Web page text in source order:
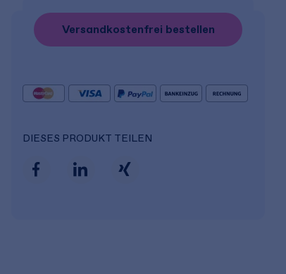
Versandkostenfrei bestellen
DIESES PRODUKT TEILEN